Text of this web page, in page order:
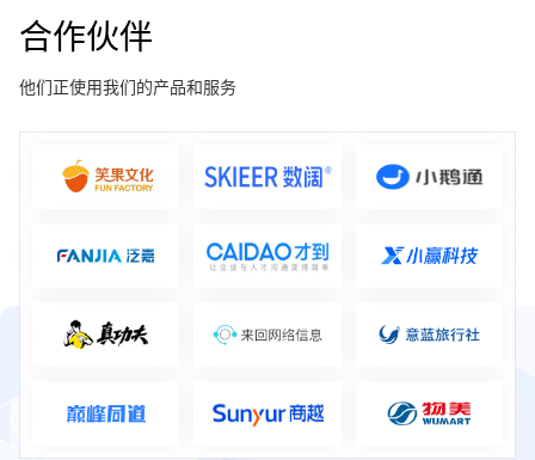
合作伙伴
他们正使用我们的产品和服务